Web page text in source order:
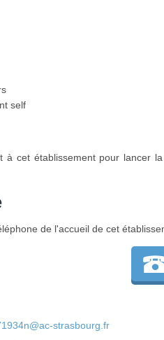
self
à cet établissement pour lancer
de l'accueil de cet
strasbourg.fr